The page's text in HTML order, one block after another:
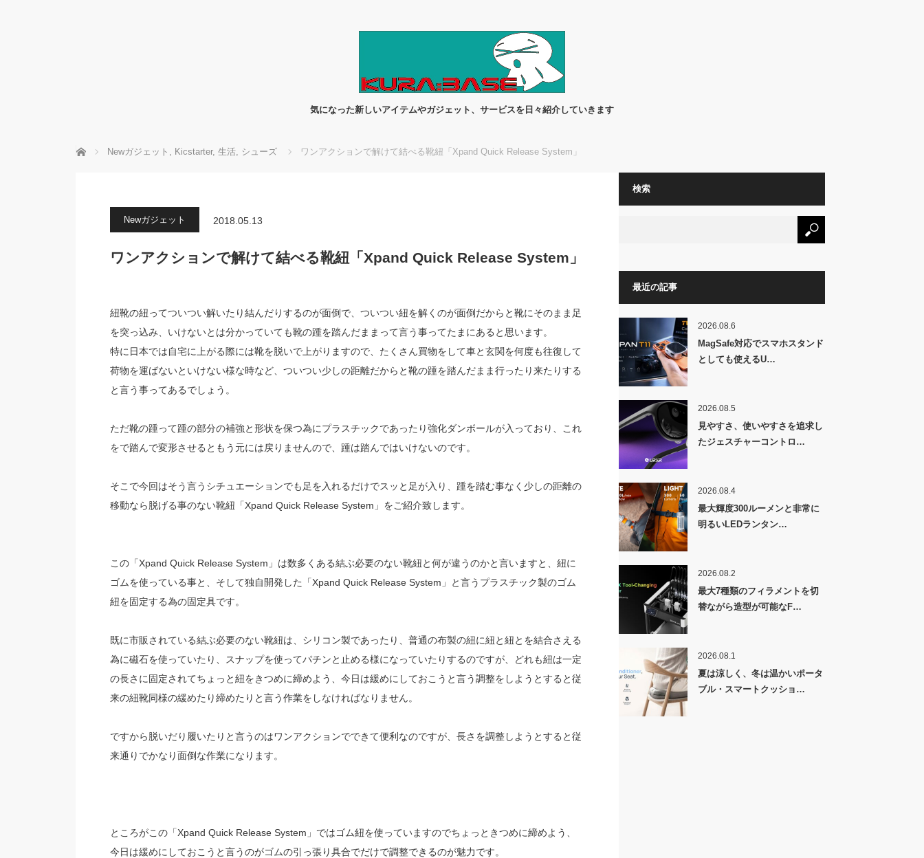
気になった新しいアイテムやガジェット、サービスを日々紹介していきます
ホーム Newガジェット , Kicstarter, 生活, シューズ ワンアクションで解けて結べる靴紐「Xpand Quick Release System」
Newガジェット 2018.05.13
ワンアクションで解けて結べる靴紐「Xpand Quick Release System」
紐靴の紐ってついつい解いたり結んだりするのが面倒で、ついつい紐を解くのが面倒だからと靴にそのまま足
を突っ込み、いけないとは分かっていても靴の踵を踏んだままって言う事ってたまにあると思います。
特に日本では自宅に上がる際には靴を脱いで上がりますので、たくさん買物をして車と玄関を何度も往復して
荷物を運ばないといけない様な時など、ついつい少しの距離だからと靴の踵を踏んだまま行ったり来たりする
と言う事ってあるでしょう。
ただ靴の踵って踵の部分の補強と形状を保つ為にプラスチックであったり強化ダンボールが入っており、これ
をで踏んで変形させるともう元には戻りませんので、踵は踏んではいけないのです。
そこで今回はそう言うシチュエーションでも足を入れるだけでスッと足が入り、踵を踏む事なく少しの距離の
移動なら脱げる事のない靴紐「Xpand Quick Release System」をご紹介致します。
この「Xpand Quick Release System」は数多くある結ぶ必要のない靴紐と何が違うのかと言いますと、紐に
ゴムを使っている事と、そして独自開発した「Xpand Quick Release System」と言うプラスチック製のゴム
紐を固定する為の固定具です。
既に市販されている結ぶ必要のない靴紐は、シリコン製であったり、普通の布製の紐に紐と紐とを結合さえる
為に磁石を使っていたり、スナップを使ってパチンと止める様になっていたりするのですが、どれも紐は一定
の長さに固定されてちょっと紐をきつめに締めよう、今日は緩めにしておこうと言う調整をしようとすると従
来の紐靴同様の緩めたり締めたりと言う作業をしなければなりません。
ですから脱いだり履いたりと言うのはワンアクションでできて便利なのですが、長さを調整しようとすると従
来通りでかなり面倒な作業になります。
ところがこの「Xpand Quick Release System」ではゴム紐を使っていますのでちょっときつめに締めよう、
今日は緩めにしておこうと言うのがゴムの引っ張り具合でだけで調整できるのが魅力です。
検索
最近の記事
2026.08.6
MagSafe対応でスマホスタンド
としても使えるU…
2026.08.5
見やすさ、使いやすさを追求し
たジェスチャーコントロ…
2026.08.4
最大輝度300ルーメンと非常に
明るいLEDランタン…
2026.08.2
最大7種類のフィラメントを切
替ながら造型が可能なF…
2026.08.1
夏は涼しく、冬は温かいポータ
ブル・スマートクッショ…